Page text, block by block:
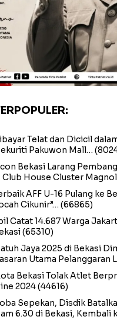
Telat dan Dicicil
Pakuwon Mall…
Bekasi Larang
Club House Cluster
AFF U-16 Pulang ke
Cikunir”… (66865)
Catat 14.687 Warga
(65310)
Jaya 2025 di Bekasi
Utama Pelanggaran
Bekasi Tolak Atlet
2024(44616)
Sepekan, Disdik
6.30 di Bekasi, Kembali